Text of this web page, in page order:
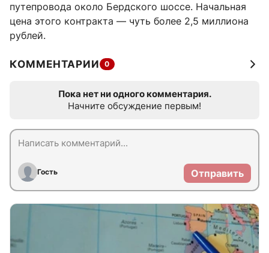
путепровода около Бердского шоссе. Начальная
цена этого контракта — чуть более 2,5 миллиона
рублей.
КОММЕНТАРИИ 0
Пока нет ни одного комментария.
Начните обсуждение первым!
Гость Отправить